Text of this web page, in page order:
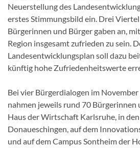
Neuerstellung des
erstes Stimmungsbild ein. Drei
Bürgerinnen und Bürger gaben an,
Region insgesamt zufrieden zu sein.
Landesentwicklungsplan soll dazu
künftig hohe Zufriedenheitswerte
Bei vier Bürgerdialogen im
nahmen jeweils rund 70 Bürgerinnen
Haus der Wirtschaft Karlsruhe, in
Donaueschingen, auf dem
und auf dem Campus Sontheim der